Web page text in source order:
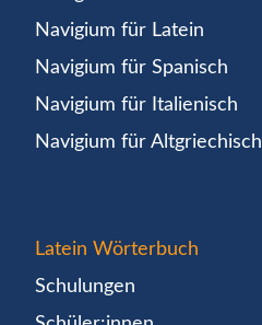
Navigium für Latein
Navigium für Spanisch
Navigium für Italienisch
Navigium für Altgriechisch
Latein Wörterbuch
Schulungen